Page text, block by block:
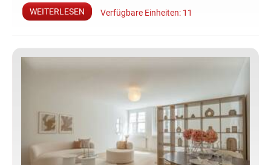
WEITERLESEN Verfügbare Einheiten: 11